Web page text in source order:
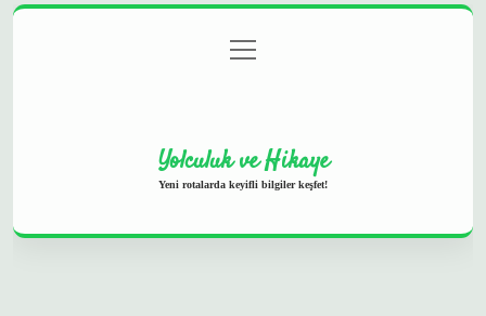
Gizlilik Politikası
menüyü
aç
Yolculuk ve Hikaye
Yeni rotalarda keyifli bilgiler keşfet!